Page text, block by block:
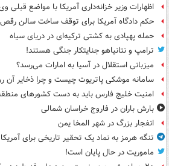
اظهارات وزیر خزانه‌داری آمریکا با مواضع
حکم دادگاه آمریکا برای توقف ساخت سالن
حمله پهپادی به کشتی ترکیه‌ای در دریای سیاه
ترامپ و نتانیاهو جنایتکار جنگی هستند!
میزبانی استقلال در آسیا به امارات می‌رسد؟
سامانه موشکی پاتریوت چیست و چرا ذخایر آن
امنیت خلیج فارس باید به دست کشورهای
بارش باران در فاروج خراسان شمالی
انفجار بزرگ در شهر المخا یمن
تنگه هرمز به نماد یک تحقیر تاریخی برای
ماموریت در حال پایان است!